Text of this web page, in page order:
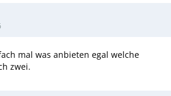
mal was anbieten egal welche
zwei.